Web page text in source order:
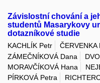
Závislostní chování a
studentů Masarykovy
dotazníkové studie
KACHLÍK Petr ČERVENKA
ZÁMEČNÍKOVÁ Dana
MORAVČÍKOVÁ Hana
PÍRKOVÁ Petra